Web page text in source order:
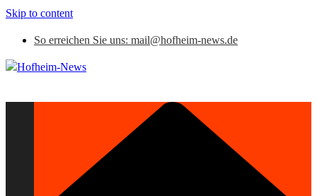
Skip to content
So erreichen Sie uns: mail@hofheim-news.de